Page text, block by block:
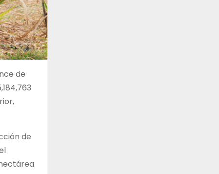
de
de